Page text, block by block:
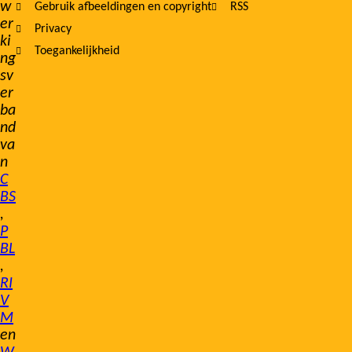
w
er
ki
ng
sv
er
ba
nd
va
n
C
BS
,
P
BL
,
RI
V
M
en
Gebruik afbeeldingen en copyright
Privacy
Toegankelijkheid
RSS